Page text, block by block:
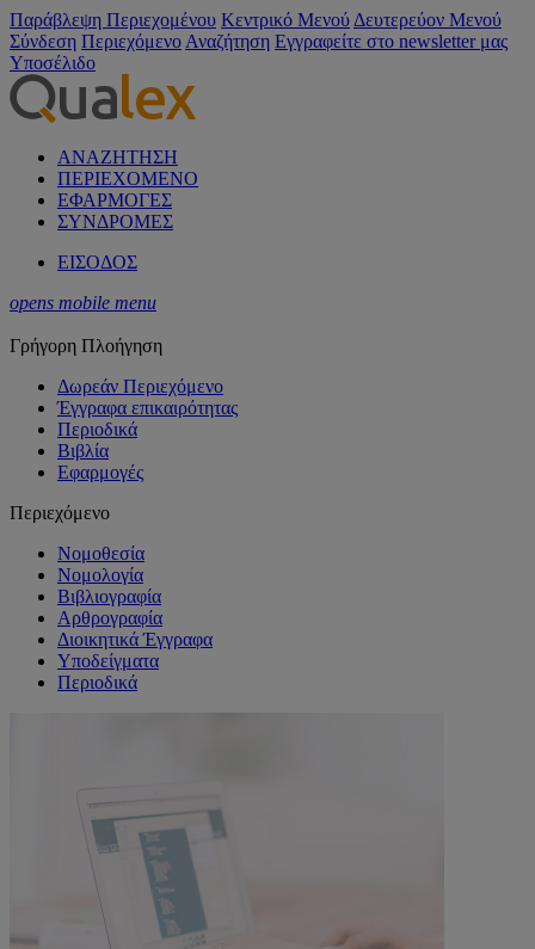
Παράβλεψη Περιεχομένου Κεντρικό Μενού Δευτερεύον Μενού
Σύνδεση Περιεχόμενο Αναζήτηση Εγγραφείτε στο newsletter μας
Υποσέλιδο
ΑΝΑΖΗΤΗΣΗ
ΠΕΡΙΕΧΟΜΕΝΟ
ΕΦΑΡΜΟΓΕΣ
ΣΥΝΔΡΟΜΕΣ
ΕΙΣΟΔΟΣ
opens mobile menu
Γρήγορη Πλοήγηση
Δωρεάν Περιεχόμενο
Έγγραφα επικαιρότητας
Περιοδικά
Βιβλία
Εφαρμογές
Περιεχόμενο
Νομοθεσία
Νομολογία
Βιβλιογραφία
Αρθρογραφία
Διοικητικά Έγγραφα
Υποδείγματα
Περιοδικά